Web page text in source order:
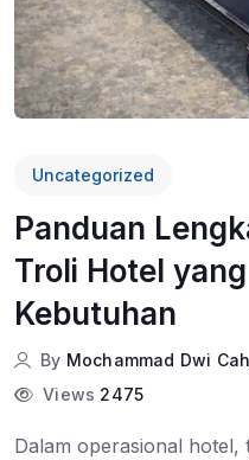
Uncategorized
Panduan
Troli Hotel
Kebutuhan
By Mochammad Dwi
Views 2475
Dalam operasional hotel,